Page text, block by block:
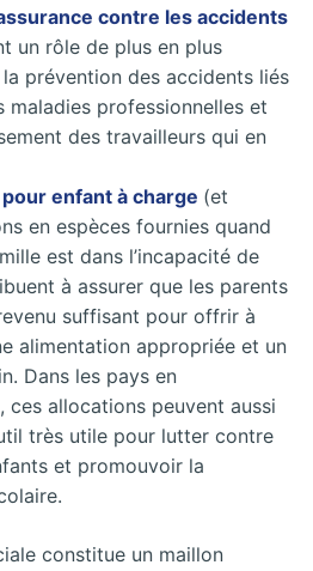
contre les accidents
un rôle de plus en plus
prévention des accidents liés
maladies professionnelles et
des travailleurs qui en
enfant à charge (et
en espèces fournies quand
est dans l’incapacité de
à assurer que les parents
suffisant pour offrir à
alimentation appropriée et un
Dans les pays en
ces allocations peuvent aussi
très utile pour lutter contre
et promouvoir la
constitue un maillon